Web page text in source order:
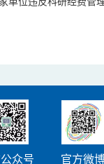
1259 次
众号 官方微